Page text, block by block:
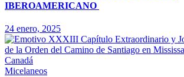
IBEROAMERICANO
24 enero, 2025
Micelaneos